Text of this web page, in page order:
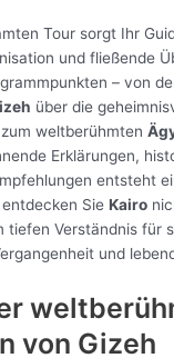
Tour sorgt Ihr
und fließende
– von
über die
zum weltberühmten
Erklärungen,
entsteht
entdecken SieKairo
tiefen Verständnis für
und
von Gizeh